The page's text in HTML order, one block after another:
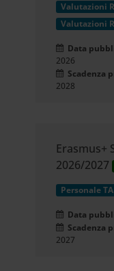
Valutazioni
Valutazioni
Data
2026
Scadenza
2028
Erasmus+
2026/2027
Personale TA
Data
Scadenza
2027